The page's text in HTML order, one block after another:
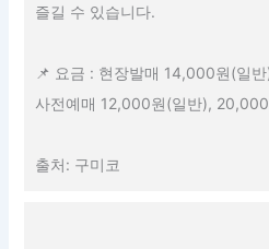
즐길 수 있습니다.
📌 요금 : 현장발매 14,000원(일
사전예매 12,000원(일반),
출처: 구미코